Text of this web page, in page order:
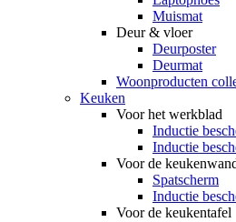
Muismat
Deur & vloer
Deurposter
Deurmat
Woonproducten
Keuken
Voor het werkblad
Inductie
Inductie
Voor de
Spatscherm
Inductie
Voor de keukentafel